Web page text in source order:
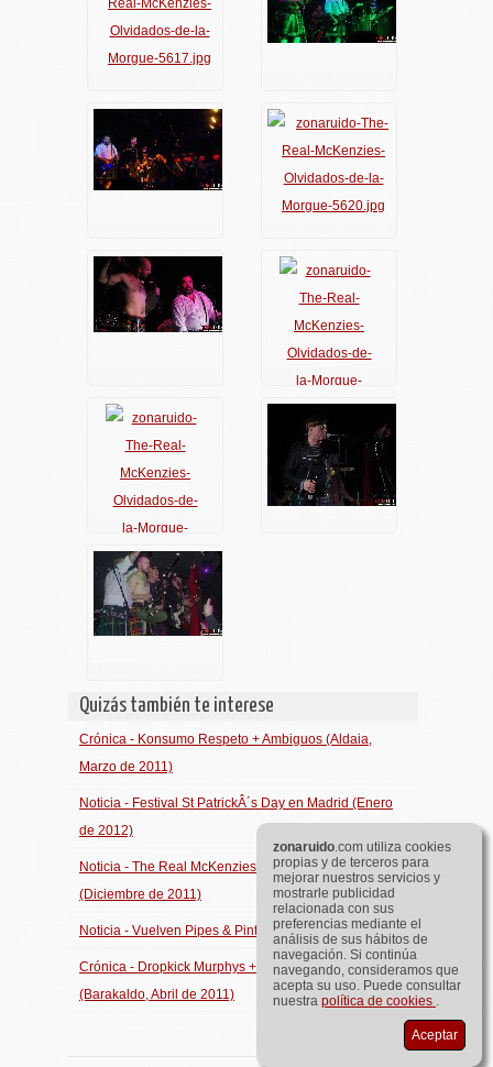
Quizás también te interese
Crónica - Konsumo Respeto + Ambiguos (Aldaia,
Marzo de 2011)
Noticia - Festival St PatrickÂ´s Day en Madrid (Enero
de 2012)
Noticia - The Real McKenzies - Christmas Tour
(Diciembre de 2011)
Noticia - Vuelven Pipes & Pints (Diciembre de 2011)
Crónica - Dropkick Murphys + Devil's Brigade
(Barakaldo, Abril de 2011)
zonaruido.com utiliza cookies
propias y de terceros para
mejorar nuestros servicios y
mostrarle publicidad
relacionada con sus
preferencias mediante el
análisis de sus hábitos de
navegación. Si continúa
navegando, consideramos que
acepta su uso. Puede consultar
nuestra política de cookies .
Aceptar